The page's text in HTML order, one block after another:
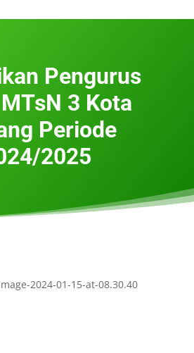
Pengurus
3 Kota
Periode
2025